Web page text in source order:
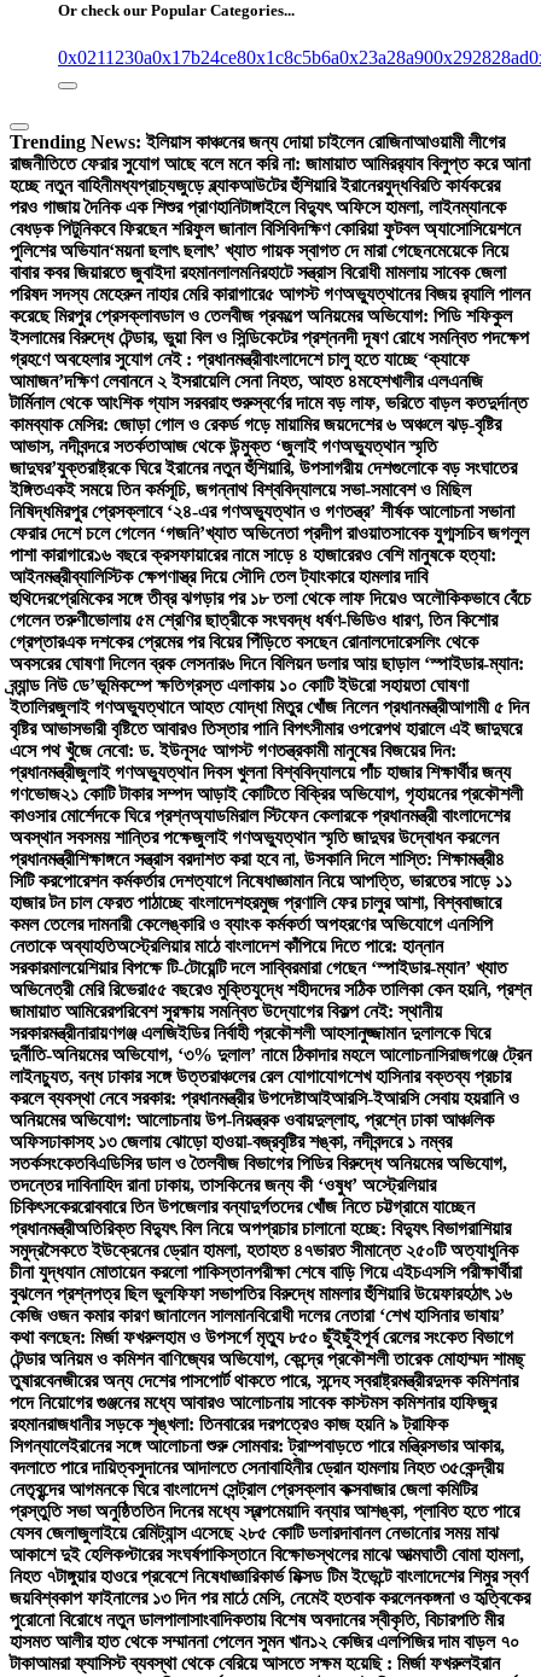
Or check our Popular Categories...
0x0211230a0x17b24ce80x1c8c5b6a0x23a28a900x292828ad
Trending News: ইলিয়াস কাঞ্চনের জন্য দোয়া চাইলেন রোজিনাআওয়ামী লীগের
রাজনীতিতে ফেরার সুযোগ আছে বলে মনে করি না: জামায়াত আমিরর‍্যাব বিলুপ্ত করে আনা
হচ্ছে নতুন বাহিনীমধ্যপ্রাচ্যজুড়ে ব্ল্যাকআউটের হুঁশিয়ারি ইরানেরযুদ্ধবিরতি কার্যকরের
পরও গাজায় দৈনিক এক শিশুর প্রাণহানিটাঙ্গাইলে বিদ্যুৎ অফিসে হামলা, লাইনম্যানকে
বেধড়ক পিটুনিকবে ফিরছেন শরিফুল জানাল বিসিবিদক্ষিণ কোরিয়া ফুটবল অ্যাসোসিয়েশনে
পুলিশের অভিযান‘ময়না ছলাৎ ছলাৎ’ খ্যাত গায়ক স্বাগত দে মারা গেছেনমেয়েকে নিয়ে
বাবার কবর জিয়ারতে জুবাইদা রহমানলালমনিরহাটে সন্ত্রাস বিরোধী মামলায় সাবেক জেলা
পরিষদ সদস্য মেহেরুন নাহার মেরি কারাগারে৫ আগস্ট গণঅভ্যুত্থানের বিজয় র‍্যালি পালন
করেছে মিরপুর প্রেসক্লাবডাল ও তেলবীজ প্রকল্পে অনিয়মের অভিযোগ: পিডি শফিকুল
ইসলামের বিরুদ্ধে টেন্ডার, ভুয়া বিল ও সিন্ডিকেটের প্রশ্ননদী দূষণ রোধে সমন্বিত পদক্ষেপ
গ্রহণে অবহেলার সুযোগ নেই : প্রধানমন্ত্রীবাংলাদেশে চালু হতে যাচ্ছে ‘ক্যাফে
আমাজন’দক্ষিণ লেবাননে ২ ইসরায়েলি সেনা নিহত, আহত ৪মহেশখালীর এলএনজি
টার্মিনাল থেকে আংশিক গ্যাস সরবরাহ শুরুস্বর্ণের দামে বড় লাফ, ভরিতে বাড়ল কতদুর্দান্ত
কামব্যাক মেসির: জোড়া গোল ও রেকর্ড গড়ে মায়ামির জয়দেশের ৬ অঞ্চলে ঝড়-বৃষ্টির
আভাস, নদীবন্দরে সতর্কতাআজ থেকে উন্মুক্ত ‘জুলাই গণঅভ্যুত্থান স্মৃতি
জাদুঘর’যুক্তরাষ্ট্রকে ঘিরে ইরানের নতুন হুঁশিয়ারি, উপসাগরীয় দেশগুলোকে বড় সংঘাতের
ইঙ্গিতএকই সময়ে তিন কর্মসূচি, জগন্নাথ বিশ্ববিদ্যালয়ে সভা-সমাবেশ ও মিছিল
নিষিদ্ধমিরপুর প্রেসক্লাবে ‘২৪-এর গণঅভ্যুত্থান ও গণতন্ত্র’ শীর্ষক আলোচনা সভানা
ফেরার দেশে চলে গেলেন ‘গজনি’খ্যাত অভিনেতা প্রদীপ রাওয়াতসাবেক যুগ্মসচিব জগলুল
পাশা কারাগারে১৬ বছরে ক্রসফায়ারের নামে সাড়ে ৪ হাজারেরও বেশি মানুষকে হত্যা:
আইনমন্ত্রীব্যালিস্টিক ক্ষেপণাস্ত্র দিয়ে সৌদি তেল ট্যাংকারে হামলার দাবি
হুথিদেরপ্রেমিকের সঙ্গে তীব্র ঝগড়ার পর ১৮ তলা থেকে লাফ দিয়েও অলৌকিকভাবে বেঁচে
গেলেন তরুণীভোলায় ৫ম শ্রেণির ছাত্রীকে সংঘবদ্ধ ধর্ষণ-ভিডিও ধারণ, তিন কিশোর
গ্রেপ্তারএক দশকের প্রেমের পর বিয়ের পিঁড়িতে বসছেন রোনালদোরেসলিং থেকে
অবসরের ঘোষণা দিলেন ব্রক লেসনার৬ দিনে বিলিয়ন ডলার আয় ছাড়াল ‘স্পাইডার-ম্যান:
ব্র্যান্ড নিউ ডে’ভূমিকম্পে ক্ষতিগ্রস্ত এলাকায় ১০ কোটি ইউরো সহায়তা ঘোষণা
ইতালিরজুলাই গণঅভ্যুত্থানে আহত যোদ্ধা মিতুর খোঁজ নিলেন প্রধানমন্ত্রীআগামী ৫ দিন
বৃষ্টির আভাসভারী বৃষ্টিতে আবারও তিস্তার পানি বিপৎসীমার ওপরেপথ হারালে এই জাদুঘরে
এসে পথ খুঁজে নেবো: ড. ইউনূস৫ আগস্ট গণতন্ত্রকামী মানুষের বিজয়ের দিন:
প্রধানমন্ত্রীজুলাই গণঅভ্যুত্থান দিবস খুলনা বিশ্ববিদ্যালয়ে পাঁচ হাজার শিক্ষার্থীর জন্য
গণভোজ২১ কোটি টাকার সম্পদ আড়াই কোটিতে বিক্রির অভিযোগ, গৃহায়নের প্রকৌশলী
কাওসার মোর্শেদকে ঘিরে প্রশ্নঅ্যাডমিরাল স্টিফেন কেলারকে প্রধানমন্ত্রী বাংলাদেশের
অবস্থান সবসময় শান্তির পক্ষেজুলাই গণঅভ্যুত্থান স্মৃতি জাদুঘর উদ্বোধন করলেন
প্রধানমন্ত্রীশিক্ষাঙ্গনে সন্ত্রাস বরদাশত করা হবে না, উসকানি দিলে শাস্তি: শিক্ষামন্ত্রী৪
সিটি করপোরেশন কর্মকর্তার দেশত্যাগে নিষেধাজ্ঞামান নিয়ে আপত্তি, ভারতের সাড়ে ১১
হাজার টন চাল ফেরত পাঠাচ্ছে বাংলাদেশহরমুজ প্রণালি ফের চালুর আশা, বিশ্ববাজারে
কমল তেলের দামনারী কেলেঙ্কারি ও ব্যাংক কর্মকর্তা অপহরণের অভিযোগে এনসিপি
নেতাকে অব্যাহতিঅস্ট্রেলিয়ার মাঠে বাংলাদেশ কাঁপিয়ে দিতে পারে: হান্নান
সরকারমালয়েশিয়ার বিপক্ষে টি-টোয়েন্টি দলে সাব্বিরমারা গেছেন ‘স্পাইডার-ম্যান’ খ্যাত
অভিনেত্রী মেরি রিভেরা৫৫ বছরেও মুক্তিযুদ্ধে শহীদদের সঠিক তালিকা কেন হয়নি, প্রশ্ন
জামায়াত আমিরেরপরিবেশ সুরক্ষায় সমন্বিত উদ্যোগের বিকল্প নেই: স্থানীয়
সরকারমন্ত্রীনারায়ণগঞ্জ এলজিইডির নির্বাহী প্রকৌশলী আহসানুজ্জামান দুলালকে ঘিরে
দুর্নীতি-অনিয়মের অভিযোগ, ‘৩% দুলাল’ নামে ঠিকাদার মহলে আলোচনাসিরাজগঞ্জে ট্রেন
লাইনচ্যুত, বন্ধ ঢাকার সঙ্গে উত্তরাঞ্চলের রেল যোগাযোগশেখ হাসিনার বক্তব্য প্রচার
করলে ব্যবস্থা নেবে সরকার: প্রধানমন্ত্রীর উপদেষ্টাআইআরসি-ইআরসি সেবায় হয়রানি ও
অনিয়মের অভিযোগ: আলোচনায় উপ-নিয়ন্ত্রক ওবায়দুল্লাহ, প্রশ্নে ঢাকা আঞ্চলিক
অফিসঢাকাসহ ১৩ জেলায় ঝোড়ো হাওয়া-বজ্রবৃষ্টির শঙ্কা, নদীবন্দরে ১ নম্বর
সতর্কসংকেতবিএডিসির ডাল ও তৈলবীজ বিভাগের পিডির বিরুদ্ধে অনিয়মের অভিযোগ,
তদন্তের দাবিনাহিদ রানা ঢাকায়, তাসকিনের জন্য কী ‘ওষুধ’ অস্ট্রেলিয়ার
চিকিৎসকেররোববারে তিন উপজেলার বন্যাদুর্গতদের খোঁজ নিতে চট্টগ্রামে যাচ্ছেন
প্রধানমন্ত্রীঅতিরিক্ত বিদ্যুৎ বিল নিয়ে অপপ্রচার চালানো হচ্ছে: বিদ্যুৎ বিভাগরাশিয়ার
সমুদ্রসৈকতে ইউক্রেনের ড্রোন হামলা, হতাহত ৪৭ভারত সীমান্তে ২৫০টি অত্যাধুনিক
চীনা যুদ্ধযান মোতায়েন করলো পাকিস্তানপরীক্ষা শেষে বাড়ি গিয়ে এইচএসসি পরীক্ষার্থীরা
বুঝলেন প্রশ্নপত্র ছিল ভুলফিফা সভাপতির বিরুদ্ধে মামলার হুঁশিয়ারি উয়েফারহঠাৎ ১৬
কেজি ওজন কমার কারণ জানালেন সালমানবিরোধী দলের নেতারা ‘শেখ হাসিনার ভাষায়’
কথা বলছেন: মির্জা ফখরুলহাম ও উপসর্গে মৃত্যু ৮৫০ ছুঁইছুঁইপূর্ব রেলের সংকেত বিভাগে
টেন্ডার অনিয়ম ও কমিশন বাণিজ্যের অভিযোগ, কেন্দ্রে প্রকৌশলী তারেক মোহাম্মদ শামছ্
তুষারবেনজীরের অন্য দেশের পাসপোর্ট থাকতে পারে, সন্দেহ স্বরাষ্ট্রমন্ত্রীরদুদক কমিশনার
পদে নিয়োগের গুঞ্জনের মধ্যে আবারও আলোচনায় সাবেক কাস্টমস কমিশনার হাফিজুর
রহমানরাজধানীর সড়কে শৃঙ্খলা: তিনবারের দরপত্রেও কাজ হয়নি ৯ ট্রাফিক
সিগন্যালেইরানের সঙ্গে আলোচনা শুরু সোমবার: ট্রাম্পবাড়তে পারে মন্ত্রিসভার আকার,
বদলাতে পারে দায়িত্বসুদানের আদালতে সেনাবাহিনীর ড্রোন হামলায় নিহত ৩৫কেন্দ্রীয়
নেতৃবৃন্দের আগমনকে ঘিরে বাংলাদেশ সেন্ট্রাল প্রেসক্লাব কক্সবাজার জেলা কমিটির
প্রস্তুতি সভা অনুষ্ঠিততিন দিনের মধ্যে স্বল্পমেয়াদি বন্যার আশঙ্কা, প্লাবিত হতে পারে
যেসব জেলাজুলাইয়ে রেমিট্যান্স এসেছে ২৮৫ কোটি ডলারদাবানল নেভানোর সময় মাঝ
আকাশে দুই হেলিকপ্টারের সংঘর্ষপাকিস্তানে বিক্ষোভস্থলের মাঝে আত্মঘাতী বোমা হামলা,
নিহত ৭টাঙ্গুয়ার হাওরে প্রবেশে নিষেধাজ্ঞারিকার্ভ মিক্সড টিম ইভেন্টে বাংলাদেশের শিমুর স্বর্ণ
জয়বিশ্বকাপ ফাইনালের ১৩ দিন পর মাঠে মেসি, নেমেই হতবাক করলেনকঙ্গনা ও হৃত্বিকের
পুরোনো বিরোধে নতুন ডালপালাসাংবাদিকতায় বিশেষ অবদানের স্বীকৃতি, বিচারপতি মীর
হাসমত আলীর হাত থেকে সম্মাননা পেলেন সুমন খান১২ কেজির এলপিজির দাম বাড়ল ৭০
টাকাআমরা ফ্যাসিস্ট ব্যবস্থা থেকে বেরিয়ে আসতে সক্ষম হয়েছি : মির্জা ফখরুলইরান